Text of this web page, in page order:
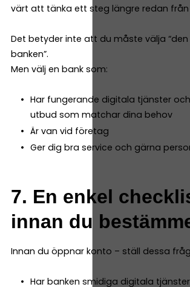
värt att tänka ett steg längre redan från
Det betyder inte att du måste välja
banken”.
Men välj en bank som:
Har fungerande digitala tjänster
utbud som matchar dina behov
Är van vid företag
Ger dig bra service och gärna
7. En enkel
innan du
Innan du öppnar konto – ställ dessa
Har banken smidiga digitala